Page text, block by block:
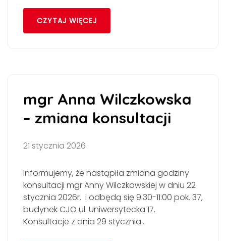
CZYTAJ WIĘCEJ
mgr Anna Wilczkowska
– zmiana konsultacji
21 stycznia 2026
Informujemy, że nastąpiła zmiana godziny
konsultacji mgr Anny Wilczkowskiej w dniu 22
stycznia 2026r. i odbędą się 9:30-11:00 pok. 37,
budynek CJO ul. Uniwersytecka 17.
Konsultacje z dnia 29 stycznia…